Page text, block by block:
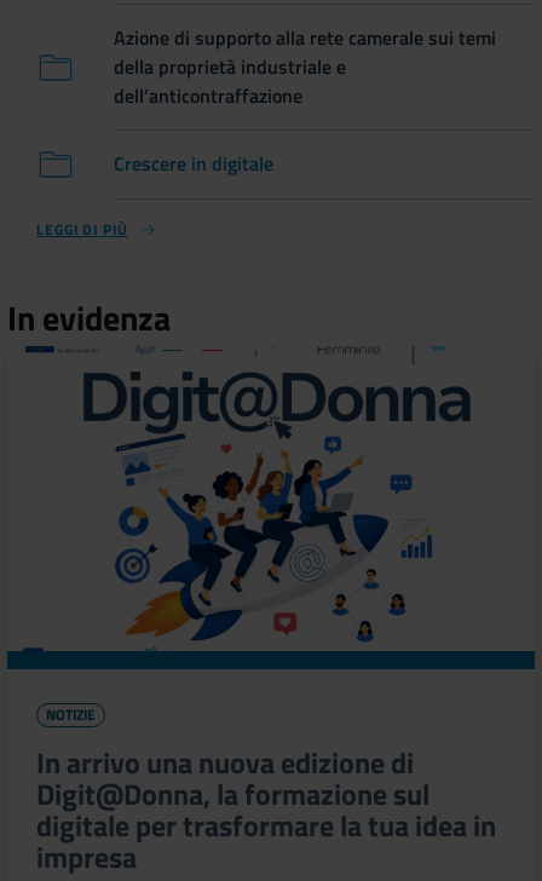
Azione di supporto alla rete camerale sui temi
della proprietà industriale e
dell’anticontraffazione
Crescere in digitale
LEGGI DI PIÙ
In evidenza
NOTIZIE
In arrivo una nuova edizione di
Digit@Donna, la formazione sul
digitale per trasformare la tua idea in
impresa